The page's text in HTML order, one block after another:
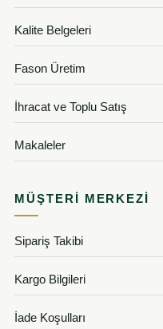
Kalite Belgeleri
Fason Üretim
İhracat ve Toplu Satış
Makaleler
MÜŞTERI MERKEZI
Sipariş Takibi
Kargo Bilgileri
İade Koşulları